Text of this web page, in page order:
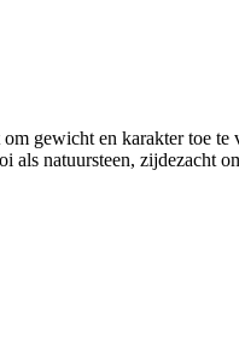
gewicht en karakter toe
als natuursteen, zijdezacht